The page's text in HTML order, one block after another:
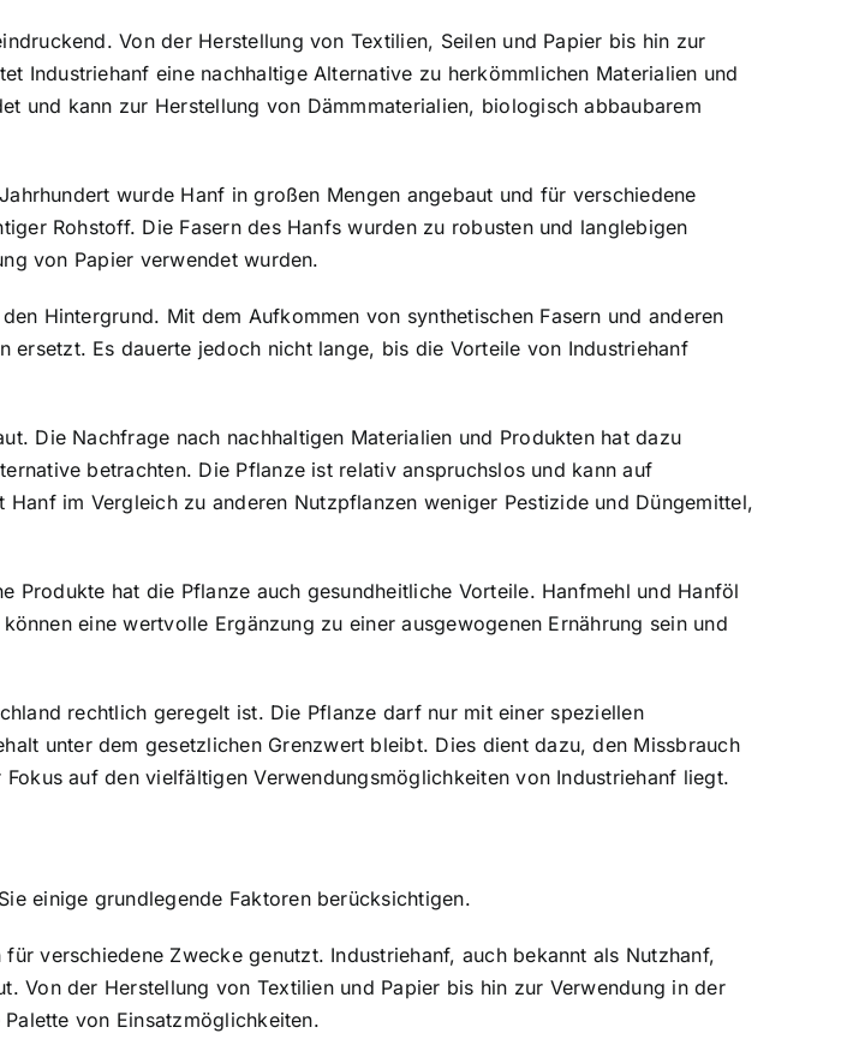
Von der Herstellung von Textilien, Seilen und Papier bis hin zur
Industriehanf eine nachhaltige Alternative zu herkömmlichen Materialien und
und kann zur Herstellung von Dämmmaterialien, biologisch abbaubarem
wurde Hanf in großen Mengen angebaut und für verschiedene
Rohstoff. Die Fasern des Hanfs wurden zu robusten und langlebigen
von Papier verwendet wurden.
Hintergrund. Mit dem Aufkommen von synthetischen Fasern und anderen
Es dauerte jedoch nicht lange, bis die Vorteile von Industriehanf
Die Nachfrage nach nachhaltigen Materialien und Produkten hat dazu
betrachten. Die Pflanze ist relativ anspruchslos und kann auf
im Vergleich zu anderen Nutzpflanzen weniger Pestizide und Düngemittel,
Produkte hat die Pflanze auch gesundheitliche Vorteile. Hanfmehl und Hanföl
eine wertvolle Ergänzung zu einer ausgewogenen Ernährung sein und
rechtlich geregelt ist. Die Pflanze darf nur mit einer speziellen
unter dem gesetzlichen Grenzwert bleibt. Dies dient dazu, den Missbrauch
auf den vielfältigen Verwendungsmöglichkeiten von Industriehanf liegt.
einige grundlegende Faktoren berücksichtigen.
verschiedene Zwecke genutzt. Industriehanf, auch bekannt als Nutzhanf,
Von der Herstellung von Textilien und Papier bis hin zur Verwendung in der
von Einsatzmöglichkeiten.